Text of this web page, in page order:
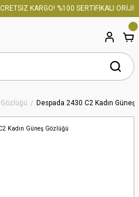
KARGO! %100 SERTİFİKALI
Gözlüğü Despada 2430 C2 Kadın Güneş